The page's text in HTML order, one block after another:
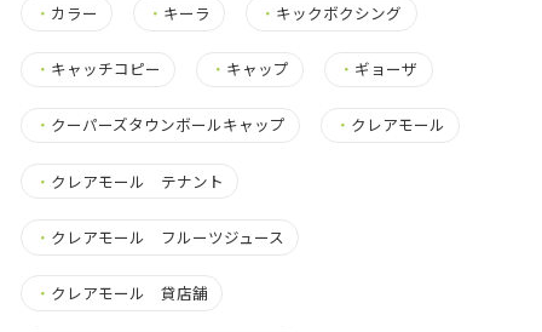
・ カラー ・ キーラ ・ キックボクシング
・ キャッチコピー ・ キャップ ・ ギョーザ
・ クーパーズタウンボールキャップ ・ クレアモール
・ クレアモール テナント
・ クレアモール フルーツジュース
・ クレアモール 貸店舗